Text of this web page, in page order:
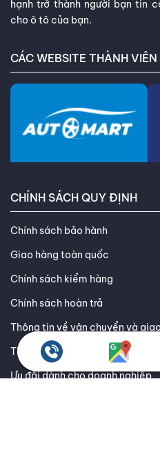
Thanh An Autocare với hơn 32
hàng chuyên phân phối các
chơi, nội thất ô tô. Các sản
chính hãng, bảo hành đầy
cung cấp các dịch vụ liên quan
cho ô tô của bạn.
CÁC WEBSITE THÀNH VIÊN
CHÍNH SÁCH QUY ĐỊNH